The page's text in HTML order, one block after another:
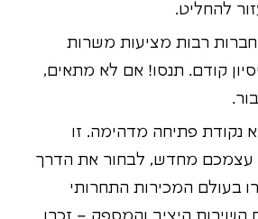
להחליט.
חברות רבות מציעות משרות
קודם. תנסו! אם לא מתאים,
נקודת פתיחה מדהימה. זו
עצמכם מחדש, לבחור את הדרך
בעולם המכירות התחרותי